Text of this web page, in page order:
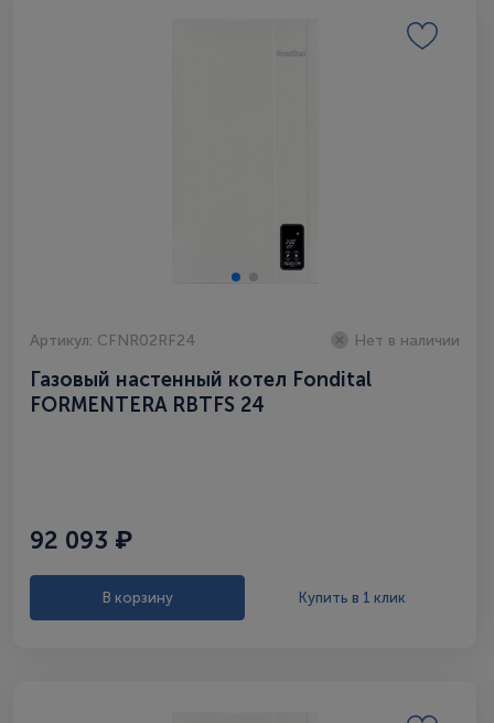
Артикул: CFNR02RF24 Нет в наличии
Газовый настенный котел Fondital
FORMENTERA RBTFS 24
92 093 ₽
В корзину Купить в 1 клик